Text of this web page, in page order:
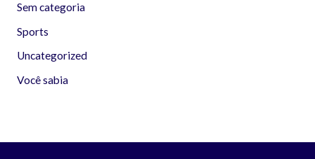
Sem categoria
Sports
Uncategorized
Você sabia